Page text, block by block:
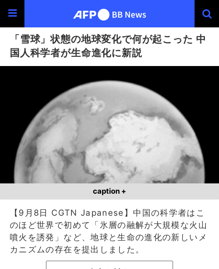
「雪球」状態の地球変化で何が起こった 中
国人科学者が生命進化に新説
caption +
【9月8日 CGTN Japanese】中国の科学者はこ
のほど世界で初めて「氷層の融解が大規模な火山
噴火を誘発」など、地球と生命の進化の新しいメ
カニズムの存在を提出しました。